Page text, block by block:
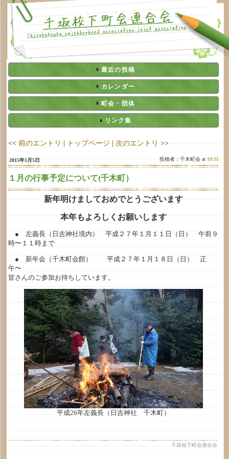
最近の投稿
カレンダー
町会・団体
リンク集
<< 前のエントリ | トップページ | 次のエントリ >>
2015年1月5日 投稿者：千木町会 at 10:55
１月の行事予定について(千木町）
新年明けましておめでとうございます
本年もよろしくお願いします
● 左義長（日吉神社境内） 平成２７年１月１１日（日） 午前９
時〜１１時まで
● 新年会（千木町会館） 平成２７年１月１８日（日） 正
午〜
皆さんのご参加お待ちしています。
平成26年左義長（日吉神社 千木町）
千坂校下町会連合会